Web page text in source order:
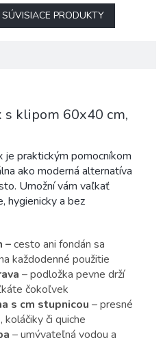
PRODUKTY
s klipom 60x40 cm,
je praktickým pomocníkom
ako moderná alternatíva
Umožní vám vaľkať
hygienicky a bez
–cesto ani fondán sa
každodenné použitie
– podložka pevne drží
čokoľvek
s cm stupnicou – presné
koláčiky či quiche
– umývateľná vodou a